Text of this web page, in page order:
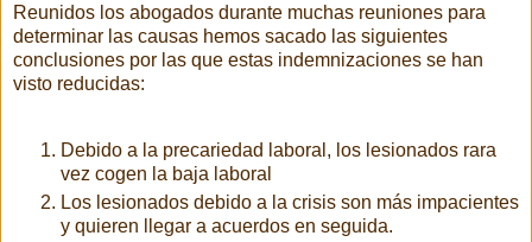
Reunidos los abogados durante muchas reuniones para
determinar las causas hemos sacado las siguientes
conclusiones por las que estas indemnizaciones se han
visto reducidas:
Debido a la precariedad laboral, los lesionados rara
vez cogen la baja laboral
Los lesionados debido a la crisis son más impacientes
y quieren llegar a acuerdos en seguida.